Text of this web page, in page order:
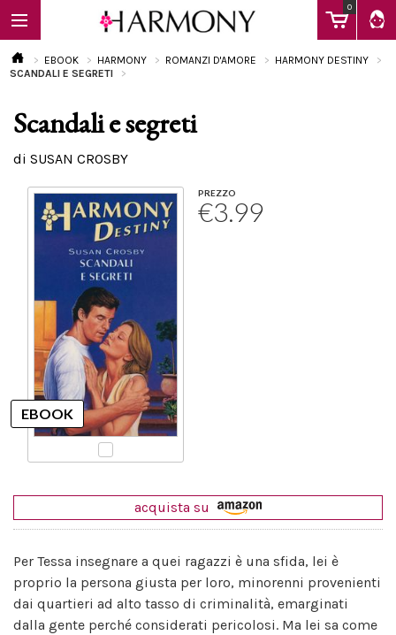
0
EBOOK
EBOOK HARMONY ROMANZI D'AMORE
HARMONY DESTINY
SCANDALI E SEGRETI
Scandali e segreti
di SUSAN CROSBY
PREZZO
€3.99
acquista su
Per Tessa insegnare a quei ragazzi è una sfida, lei è
proprio la persona giusta per loro, minorenni provenienti
dai quartieri ad alto tasso di criminalità, emarginati
dalla gente perché considerati pericolosi. Ma lei sa come